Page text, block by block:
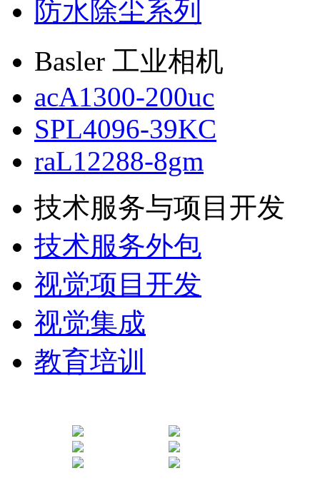
防水除尘系列
Basler 工业相机
acA1300-200uc
SPL4096-39KC
raL12288-8gm
技术服务与项目开发
技术服务外包
视觉项目开发
视觉集成
教育培训